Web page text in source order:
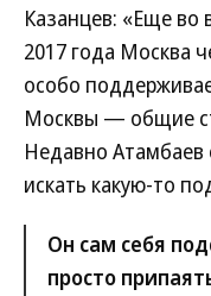
Казанцев: «Еще во
2017 года Москва
особо
Москвы — общие
Недавно
искать какую-то
Он сам себя
просто